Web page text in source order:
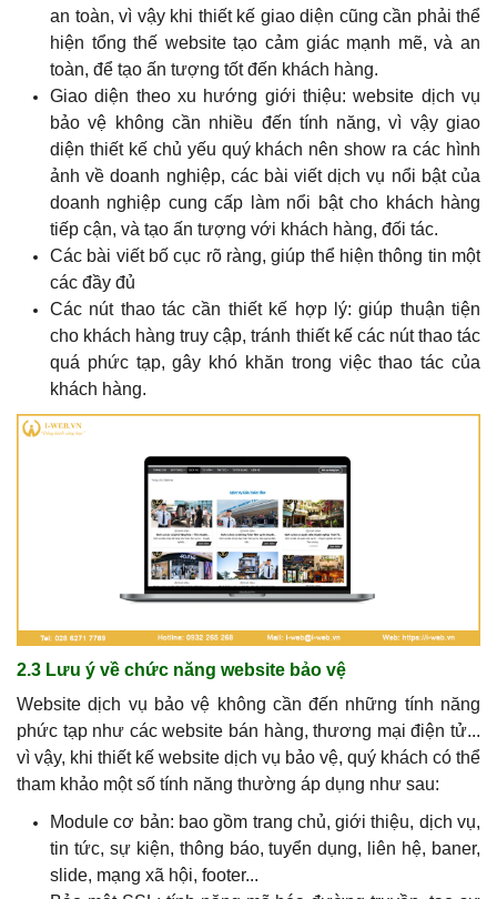
an toàn, vì vậy khi thiết kế giao diện cũng cần phải thể
hiện tổng thế website tạo cảm giác mạnh mẽ, và an
toàn, để tạo ấn tượng tốt đến khách hàng.
Giao diện theo xu hướng giới thiệu: website dịch vụ
bảo vệ không cần nhiều đến tính năng, vì vậy giao
diện thiết kế chủ yếu quý khách nên show ra các hình
ảnh về doanh nghiệp, các bài viết dịch vụ nổi bật của
doanh nghiệp cung cấp làm nổi bật cho khách hàng
tiếp cận, và tạo ấn tượng với khách hàng, đối tác.
Các bài viết bố cục rõ ràng, giúp thể hiện thông tin một
các đầy đủ
Các nút thao tác cần thiết kế hợp lý: giúp thuận tiện
cho khách hàng truy cập, tránh thiết kế các nút thao tác
quá phức tạp, gây khó khăn trong việc thao tác của
khách hàng.
2.3 Lưu ý về chức năng website bảo vệ
Website dịch vụ bảo vệ không cần đến những tính năng
phức tạp như các website bán hàng, thương mại điện tử...
vì vậy, khi thiết kế website dịch vụ bảo vệ, quý khách có thể
tham khảo một số tính năng thường áp dụng như sau:
Module cơ bản: bao gồm trang chủ, giới thiệu, dịch vụ,
tin tức, sự kiện, thông báo, tuyển dụng, liên hệ, baner,
slide, mạng xã hội, footer...